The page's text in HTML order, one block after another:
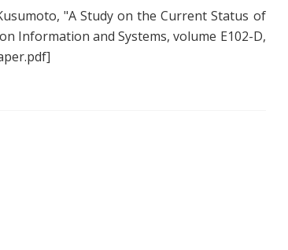
, "A Study on the Current Status of
on Information and Systems, volume E102-D,